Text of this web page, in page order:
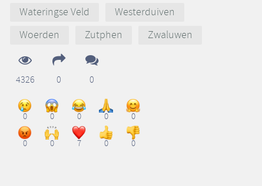
Wateringse Veld
Westerduiven
Woerden
Zutphen Zwaluwen
4326 0 0
0 0 0 0 0
0 0 7 0 0